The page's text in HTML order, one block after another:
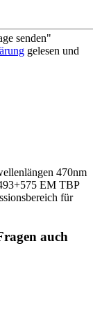
senden"
gelesen und
470nm
EM TBP
für
auch